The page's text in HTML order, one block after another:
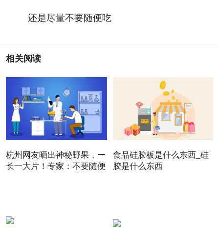
还是尽量不要随便吃
相关阅读
杭州网友晒出神秘野果，一
长一大片！专家：不要随便
食品硅胶板是什么东西_硅
胶是什么东西